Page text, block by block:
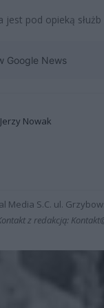
jest pod opieką służb
Google News
Jerzy Nowak
Media S.C. ul.
z redakcją: